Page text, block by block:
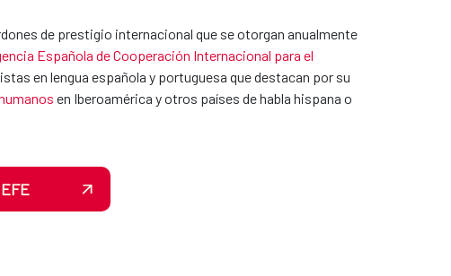
de prestigio internacional que se otorgan anualmente
Española de Cooperación Internacional para el
en lengua española y portuguesa que destacan por su
en Iberoamérica y otros países de habla hispana o